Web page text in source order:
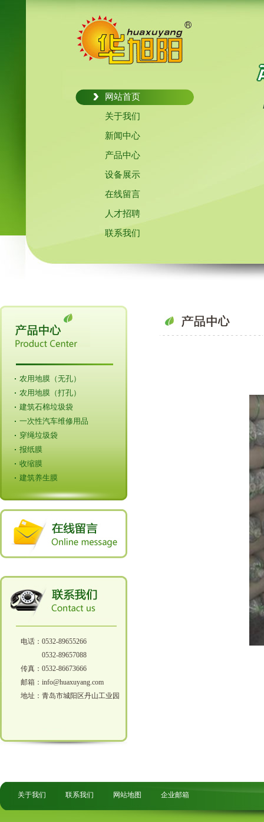
网站首页
关于我们
新闻中心
产品中心
设备展示
在线留言
人才招聘
联系我们
农用地膜（无孔）
农用地膜（打孔）
建筑石棉垃圾袋
一次性汽车维修用品
穿绳垃圾袋
报纸膜
收缩膜
建筑养生膜
电话：0532-89655266
0532-89657088
传真：0532-86673666
邮箱：info@huaxuyang.com
地址：青岛市城阳区丹山工业园
关于我们 联系我们 网站地图 企业邮箱